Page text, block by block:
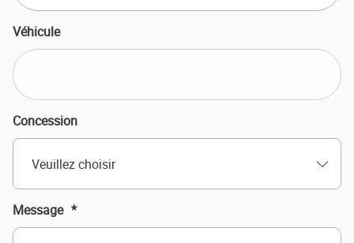
Véhicule
Concession
Veuillez choisir
Message *